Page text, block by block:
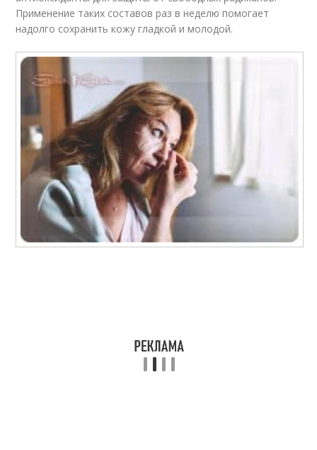
Маски для пористой
кожи
Домашние рецепты
Маска для пористой
кожи
Применение таких составов раз в неделю помогает
надолго сохранить кожу гладкой и молодой.